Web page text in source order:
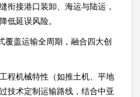
衔接港口装卸、海运与陆运，
低延误风险。
覆盖运输全周期，融合四大创
程机械特性（如推土机、平地
技术定制运输路线，结合中亚